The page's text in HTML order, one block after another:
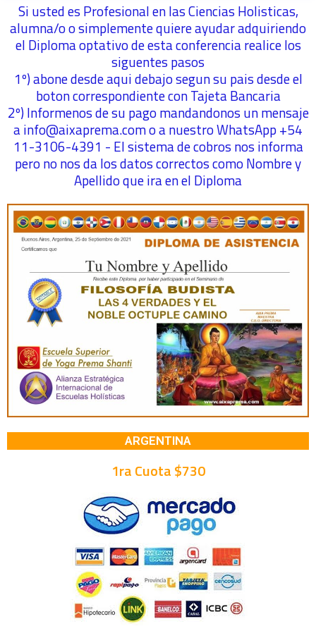
Si usted es Profesional en las Ciencias Holisticas,
alumna/o o simplemente quiere ayudar adquiriendo
el Diploma optativo de esta conferencia realice los
siguentes pasos
1º) abone desde aqui debajo segun su pais desde el
boton correspondiente con Tajeta Bancaria
2º) Informenos de su pago mandandonos un mensaje
a info@aixaprema.com o a nuestro WhatsApp +54
11-3106-4391 - El sistema de cobros nos informa
pero no nos da los datos correctos como Nombre y
Apellido que ira en el Diploma
ARGENTINA
1ra Cuota $730